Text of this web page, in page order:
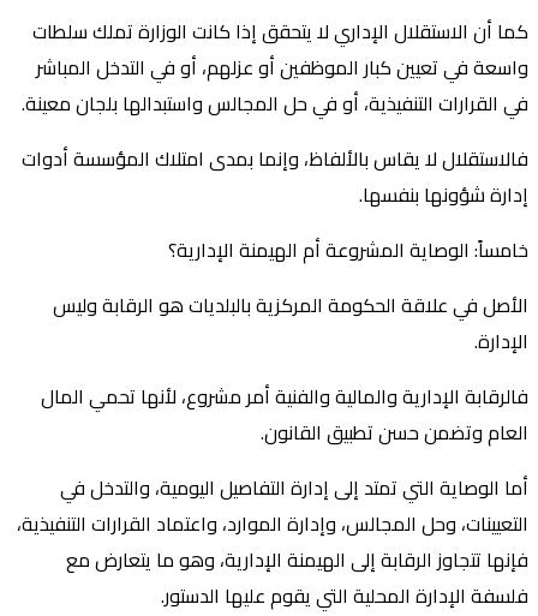
كما أن الاستقلال الإداري لا يتحقق إذا كانت الوزارة تملك سلطات
واسعة في تعيين كبار الموظفين أو عزلهم، أو في التدخل المباشر
في القرارات التنفيذية، أو في حل المجالس واستبدالها بلجان معينة.
فالاستقلال لا يقاس بالألفاظ، وإنما بمدى امتلاك المؤسسة أدوات
إدارة شؤونها بنفسها.
خامساً: الوصاية المشروعة أم الهيمنة الإدارية؟
الأصل في علاقة الحكومة المركزية بالبلديات هو الرقابة وليس
الإدارة.
فالرقابة الإدارية والمالية والفنية أمر مشروع، لأنها تحمي المال
العام وتضمن حسن تطبيق القانون.
أما الوصاية التي تمتد إلى إدارة التفاصيل اليومية، والتدخل في
التعيينات، وحل المجالس، وإدارة الموارد، واعتماد القرارات التنفيذية،
فإنها تتجاوز الرقابة إلى الهيمنة الإدارية، وهو ما يتعارض مع
فلسفة الإدارة المحلية التي يقوم عليها الدستور.